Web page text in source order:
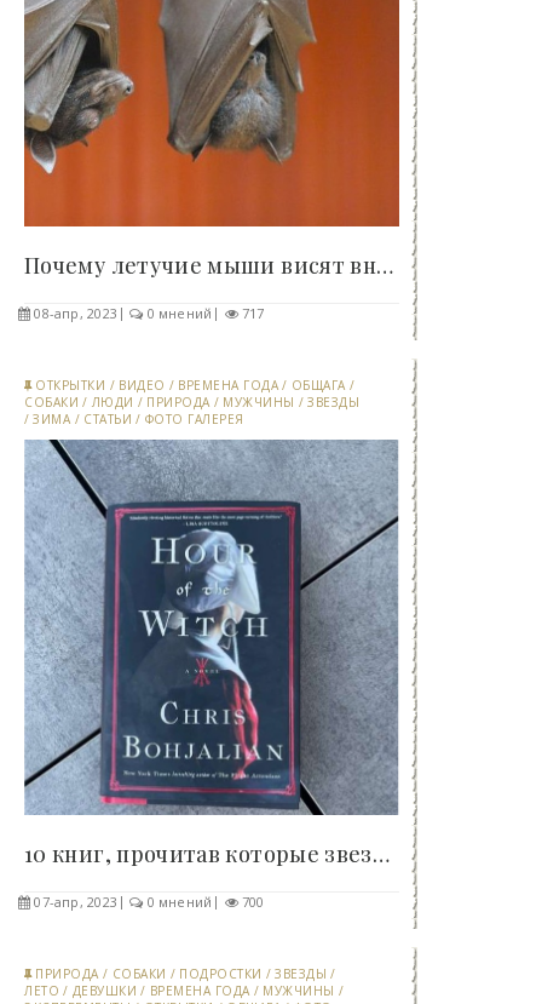
Почему летучие мыши висят вниз головой - «Клуб -..
08-апр, 2023 0 мнений 717
ОТКРЫТКИ / ВИДЕО / ВРЕМЕНА ГОДА / ОБЩАГА /
СОБАКИ / ЛЮДИ / ПРИРОДА / МУЖЧИНЫ /ЗВЕЗДЫ
/ЗИМА / СТАТЬИ / ФОТО ГАЛЕРЕЯ
10 книг, прочитав которые звезды воскликнули:..
07-апр, 2023 0 мнений 700
ПРИРОДА / СОБАКИ / ПОДРОСТКИ /ЗВЕЗДЫ /
ЛЕТО / ДЕВУШКИ / ВРЕМЕНА ГОДА / МУЖЧИНЫ /